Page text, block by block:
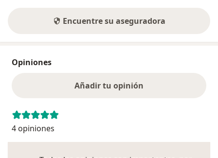
Encuentre su aseguradora
Opiniones
Añadir tu opinión
4 opiniones